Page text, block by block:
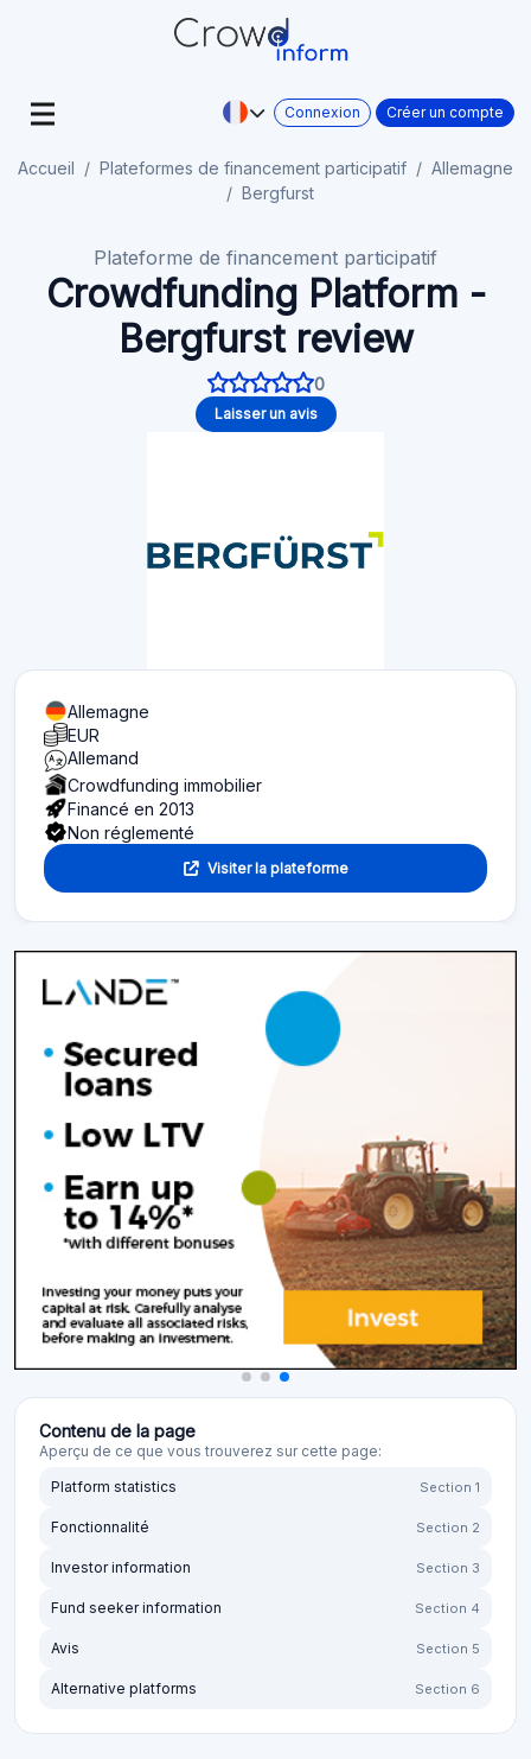
Connexion Créer un compte
Accueil Plateformes de financement participatif
Allemagne
Bergfurst
Plateforme de financement participatif
Crowdfunding Platform -
Bergfurst review
0
Laisser un avis
Allemagne
EUR
Allemand
Crowdfunding immobilier
Financé en 2013
Non réglementé
Visiter la plateforme
Contenu de la page
Aperçu de ce que vous trouverez sur cette page:
Platform statistics
Section 1
Fonctionnalité Section 2
Investor information Section 3
Fund seeker information Section 4
Avis Section 5
Alternative platforms Section 6